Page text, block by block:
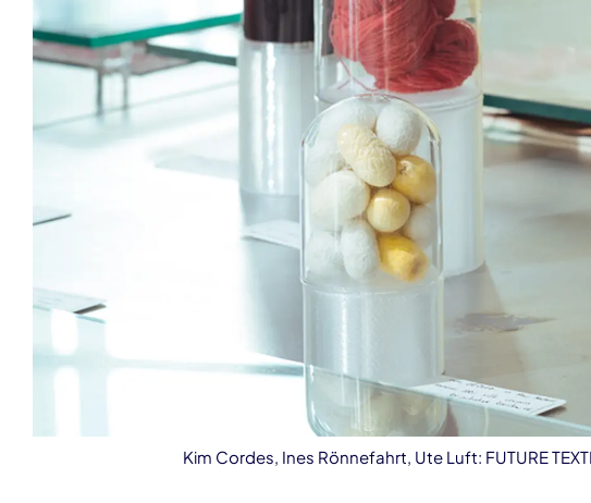
Kim Cordes, Ines Rönnefahrt, Ute Luft: FUTURE